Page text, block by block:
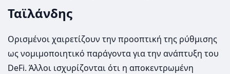
Ταϊλάνδης
Ορισμένοι χαιρετίζουν την προοπτική της ρύθμισης
ως νομιμοποιητικό παράγοντα για την ανάπτυξη του
DeFi. Άλλοι ισχυρίζονται ότι η αποκεντρωμένη